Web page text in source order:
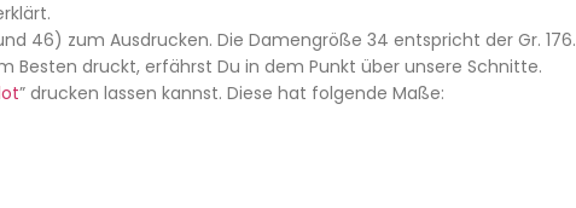
46) zum Ausdrucken. Die Damengröße 34 entspricht der Gr. 176.
Besten druckt, erfährst Du in dem Punkt über unsere Schnitte.
” drucken lassen kannst. Diese hat folgende Maße: